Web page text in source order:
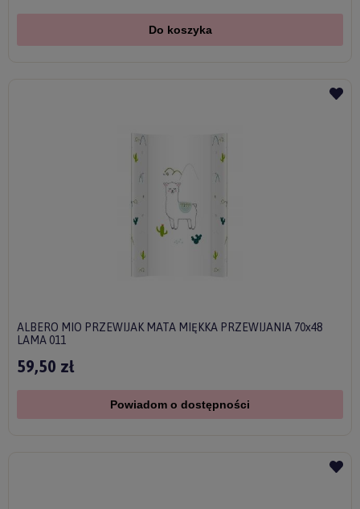
Do koszyka
ALBERO MIO PRZEWIJAK MATA MIĘKKA PRZEWIJANIA 70x48
LAMA 011
59,50 zł
Powiadom o dostępności